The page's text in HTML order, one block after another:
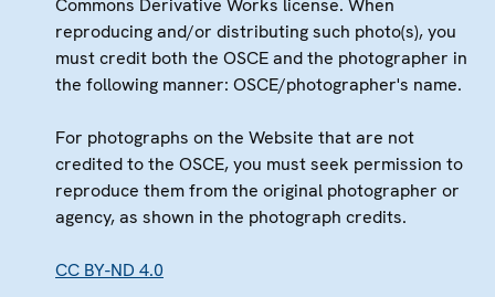
reproducing and/or distributing such photo(s), you
must credit both the OSCE and the photographer in
the following manner: OSCE/photographer's name.
For photographs on the Website that are not
credited to the OSCE, you must seek permission to
reproduce them from the original photographer or
agency, as shown in the photograph credits.
CC BY-ND 4.0